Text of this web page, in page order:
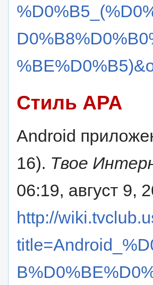
Стиль APA
Android
16). Твое
06:19, август 9,
http://